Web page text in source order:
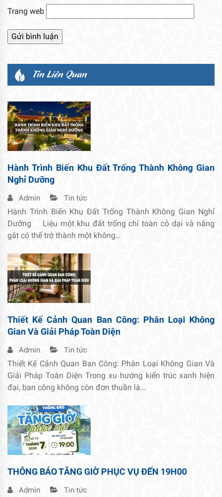
Trang web
Tin Liên Quan
Hành Trình Biến Khu Đất Trống Thành Không Gian
Nghỉ Dưỡng
Admin Tin tức
Hành Trình Biến Khu Đất Trống Thành Không Gian Nghỉ
Dưỡng Liệu một khu đất trống chỉ toàn cỏ dại và nắng
gắt có thể trở thành một không…
Thiết Kế Cảnh Quan Ban Công: Phân Loại Không
Gian Và Giải Pháp Toàn Diện
Admin Tin tức
Thiết Kế Cảnh Quan Ban Công: Phân Loại Không Gian Và
Giải Pháp Toàn Diện Trong xu hướng kiến trúc xanh hiện
đại, ban công không còn đơn thuần là…
THÔNG BÁO TĂNG GIỜ PHỤC VỤ ĐẾN 19H00
Admin Tin tức